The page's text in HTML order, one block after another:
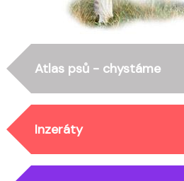
Atlas psů - chystáme
Inzeráty